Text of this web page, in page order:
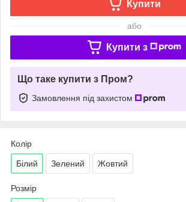
Купити
або
Купити з
Що таке купити з Пром?
Замовлення під захистом
Колір
Білий Зелений Жовтий
Розмір